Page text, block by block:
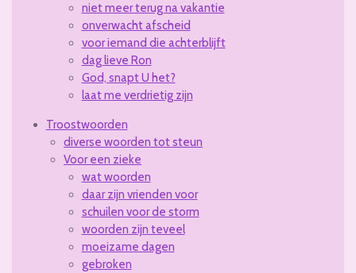
niet meer terug na vakantie
onverwacht afscheid
voor iemand die achterblijft
dag lieve Ron
God, snapt U het?
laat me verdrietig zijn
Troostwoorden
diverse woorden tot steun
Voor een zieke
wat woorden
daar zijn vrienden voor
schuilen voor de storm
woorden zijn teveel
moeizame dagen
gebroken